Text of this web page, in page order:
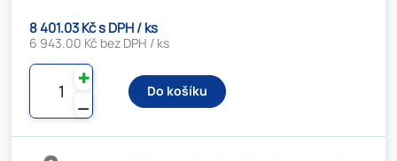
8 401.03 Kč s DPH / ks
6 943.00 Kč bez DPH / ks
⚊
✚
Do košíku